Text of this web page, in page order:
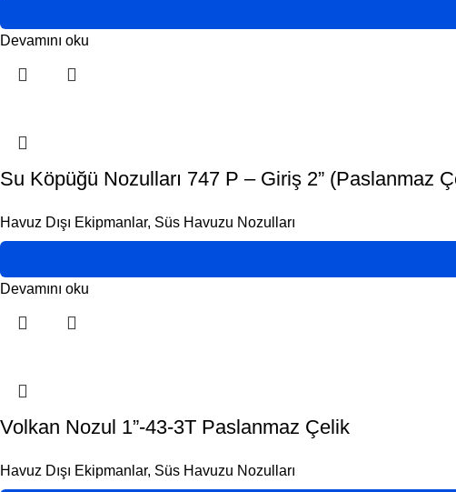
Devamını oku
Su Köpüğü Nozulları 747 P – Giriş 2” (Paslanmaz
Havuz Dışı Ekipmanlar, Süs Havuzu Nozulları
Devamını oku
Volkan Nozul 1”-43-3T Paslanmaz Çelik
Havuz Dışı Ekipmanlar, Süs Havuzu Nozulları